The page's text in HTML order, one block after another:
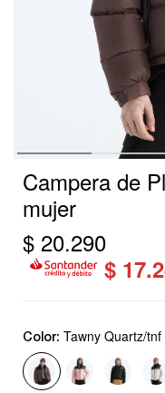
Campera de
mujer
$ 20.290
$
Color: Tawny Quartz/tnf